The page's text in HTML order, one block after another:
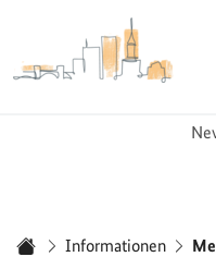
Zur Startseite - BGZ -
Informationen